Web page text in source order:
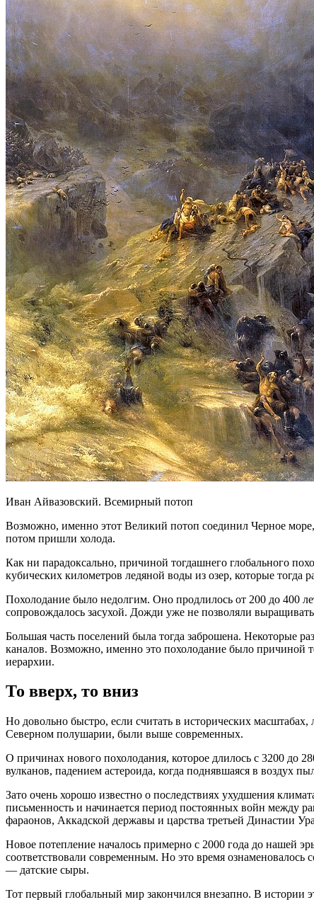
Иван Айвазовский. Всемирный потоп
Возможно, именно этот Великий потоп соединил Черное
потом пришли холода.
Как ни парадоксально, причиной тогдашнего глобального
кубических километров ледяной воды из озер, которые
Похолодание было недолгим. Оно продлилось от 200 до 400
сопровождалось засухой. Дожди уже не позволяли
Большая часть поселений была тогда заброшена. Некоторые
каналов. Возможно, именно это похолодание было причиной
иерархии.
То вверх, то вниз
Но довольно быстро, если считать в исторических
Северном полушарии, были выше современных.
О причинах нового похолодания, которое длилось с 3200 до
вулканов, падением астероида, когда поднявшаяся в воздух
Зато очень хорошо известно о последствиях ухудшения
письменность и начинается период постоянных войн между
фараонов, Аккадской державы и царства третьей Династии
Новое потепление началось примерно с 2000 года до нашей
соответствовали современным. Но это время
— датские сыры.
Тот первый глобальный мир закончился внезапно. В истории